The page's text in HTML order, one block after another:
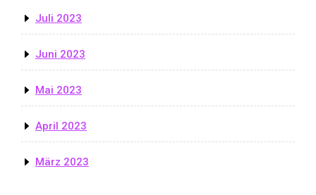
Juli 2023
Juni 2023
Mai 2023
April 2023
März 2023